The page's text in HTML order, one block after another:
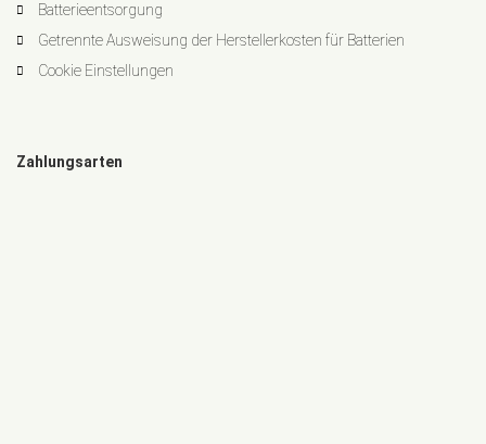
Batterieentsorgung
Getrennte Ausweisung der Herstellerkosten für Batterien
Cookie Einstellungen
Zahlungsarten